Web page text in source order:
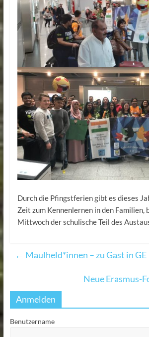
Durch die Pfingstferien gibt es dieses
Zeit zum Kennenlernen in den Familien,
Mittwoch der schulische Teil des
← Maulheld*innen – zu Gast in GE
Neue Erasmus-
Anmelden
Benutzername